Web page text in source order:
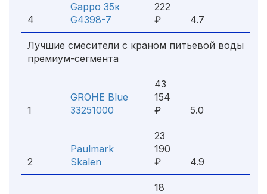
4
Gappo 35к
G4398-7
222
₽
4.7
Лучшие смесители с краном питьевой воды
премиум-сегмента
1
GROHE Blue
33251000
43
154
₽
5.0
2
Paulmark
Skalen
23
190
₽
4.9
18